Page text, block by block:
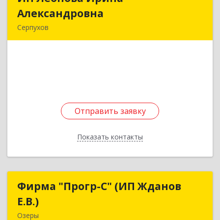
Александровна
Серпухов
Отправить заявку
Показать контакты
Отправить заявку
Назад
Фирма "Прогр-С" (ИП Жданов
Е.В.)
Озеры
Фирма "Прогр-С" (ИП Жданов